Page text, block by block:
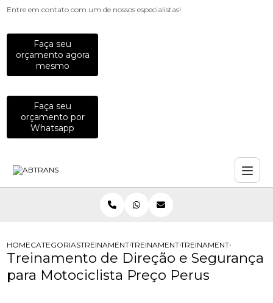
Entre em contato com um de nossos especialistas!
Faça seu
orçamento agora
mesmo
Faça seu
orçamento por
Whatsapp
HOMECATEGORIASTREINAMENTOS PARA MOTOCICLISTAS
TREINAMENTO DE DIRECAO
TREINAMENTO DE
Treinamento de Direção e Segurança
para Motociclista Preço Perus